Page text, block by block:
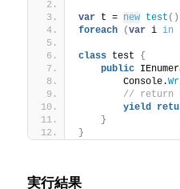
var t = new test ()
foreach
(var i in
class test {
public
        Console.
// return
yield
}
}
実行結果